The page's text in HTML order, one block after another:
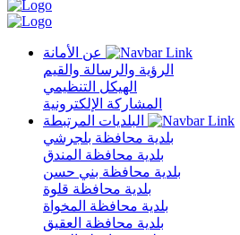
الرؤية والرسالة والقيم
الهيكل التنظيمي
المشاركة الإلكترونية
بلدية محافظة بلجرشي
بلدية محافظة المندق
بلدية محافظة بني حسن
بلدية محافظة قلوة
بلدية محافظة المخواة
بلدية محافظة العقيق